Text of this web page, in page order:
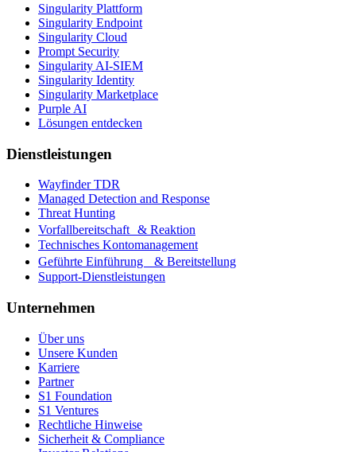
Singularity Plattform
Singularity Endpoint
Singularity Cloud
Prompt Security
Singularity AI-SIEM
Singularity Identity
Singularity Marketplace
Purple AI
Lösungen entdecken
Dienstleistungen
Wayfinder TDR
Managed Detection and Response
Threat Hunting
Vorfallbereitschaft & Reaktion
Technisches Kontomanagement
Geführte Einführung & Bereitstellung
Support-Dienstleistungen
Unternehmen
Über uns
Unsere Kunden
Karriere
Partner
S1 Foundation
S1 Ventures
Rechtliche Hinweise
Sicherheit & Compliance